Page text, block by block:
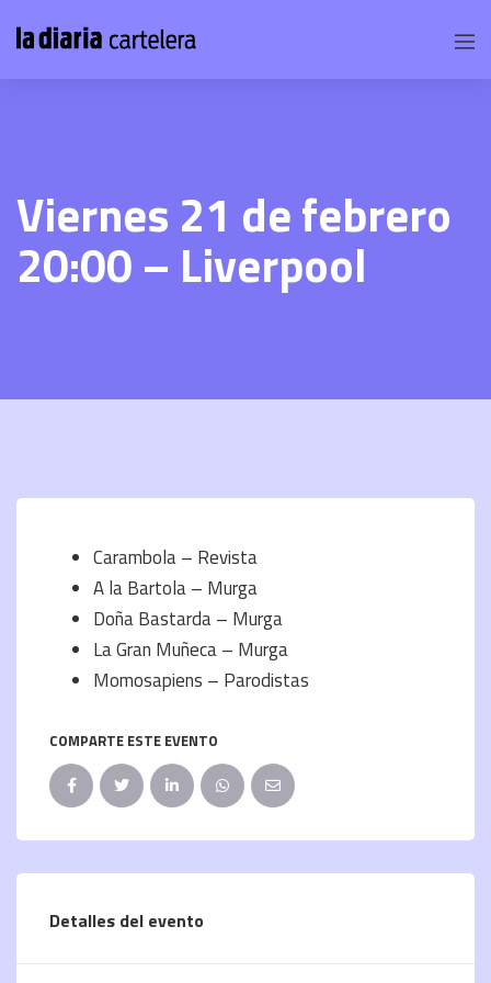
Viernes 21 de febrero
20:00 – Liverpool
Carambola – Revista
A la Bartola – Murga
Doña Bastarda – Murga
La Gran Muñeca – Murga
Momosapiens – Parodistas
COMPARTE ESTE EVENTO
Detalles del evento